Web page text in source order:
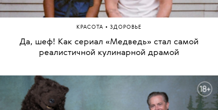
КРАСОТА • ЗДОРОВЬЕ
Да, шеф! Как сериал «Медведь» стал самой
реалистичной кулинарной драмой